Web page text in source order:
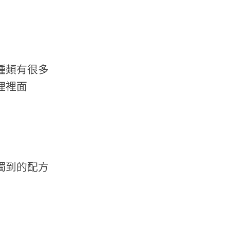
類有很多
裡面
到的配方